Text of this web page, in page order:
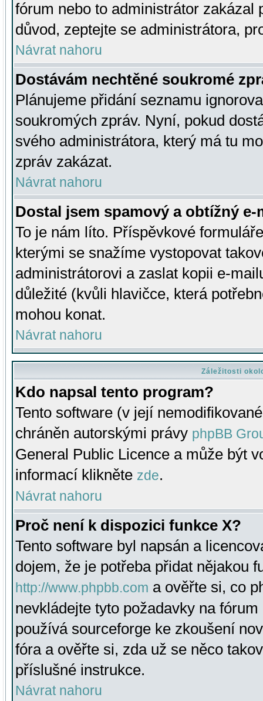
fórum nebo to administrátor zakázal
důvod, zeptejte se administrátora,
Návrat nahoru
Dostávám nechtěné soukromé
Plánujeme přidání seznamu
soukromých zpráv. Nyní, pokud
svého administrátora, který má tu
zpráv zakázat.
Návrat nahoru
Dostal jsem spamový a obtížný
To je nám líto. Příspěvkové
kterými se snažíme vystopovat
administrátorovi a zaslat kopii e-
důležité (kvůli hlavičce, která
mohou konat.
Návrat nahoru
Záležitosti
Kdo napsal tento program?
Tento software (v její
chráněn autorskými právy phpBB
General Public Licence a může být
informací klikněte zde.
Návrat nahoru
Proč není k dispozici funkce X?
Tento software byl napsán a
dojem, že je potřeba přidat nějakou
http://www.phpbb.com a ověřte si, co
nevkládejte tyto požadavky na
používá sourceforge ke zkoušení
fóra a ověřte si, zda už se něco
příslušné instrukce.
Návrat nahoru